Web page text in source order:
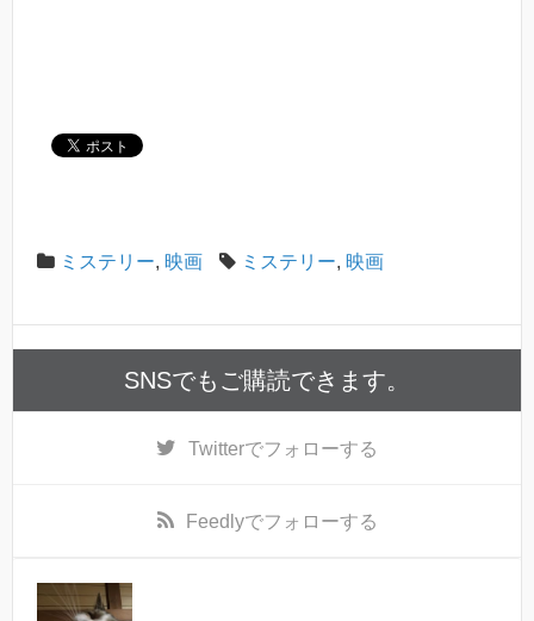
ミステリー, 映画 ミステリー, 映画
SNSでもご購読できます。
Twitterでフォローする
Feedlyでフォローする